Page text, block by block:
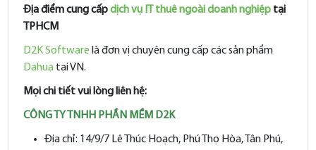
Địa điểm cung cấpdịch vụ IT thuê ngoài doanh nghiệp tại
TPHCM
D2K Software là đơn vị chuyên cung cấp các sản phẩm
Dahua tại VN.
Mọi chi tiết vui lòng liên hệ:
CÔNG TY TNHH PHẦN MỀM D2K
Địa chỉ: 14/9/7 Lê Thúc Hoạch, Phú Thọ Hòa, Tân Phú,